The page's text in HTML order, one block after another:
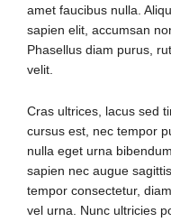
amet faucibus nulla.
sapien elit, accumsan
Phasellus diam purus,
velit.
Cras ultrices, lacus sed
cursus est, nec tempor
nulla eget urna
sapien nec augue
tempor consectetur,
vel urna. Nunc ultricies